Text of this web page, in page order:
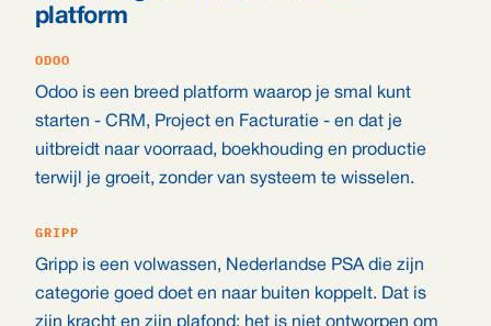
platform
ODOO
Odoo is een breed platform waarop je smal kunt
starten - CRM, Project en Facturatie - en dat je
uitbreidt naar voorraad, boekhouding en productie
terwijl je groeit, zonder van systeem te wisselen.
GRIPP
Gripp is een volwassen, Nederlandse PSA die zijn
categorie goed doet en naar buiten koppelt. Dat is
zijn kracht en zijn plafond: het is niet ontworpen om